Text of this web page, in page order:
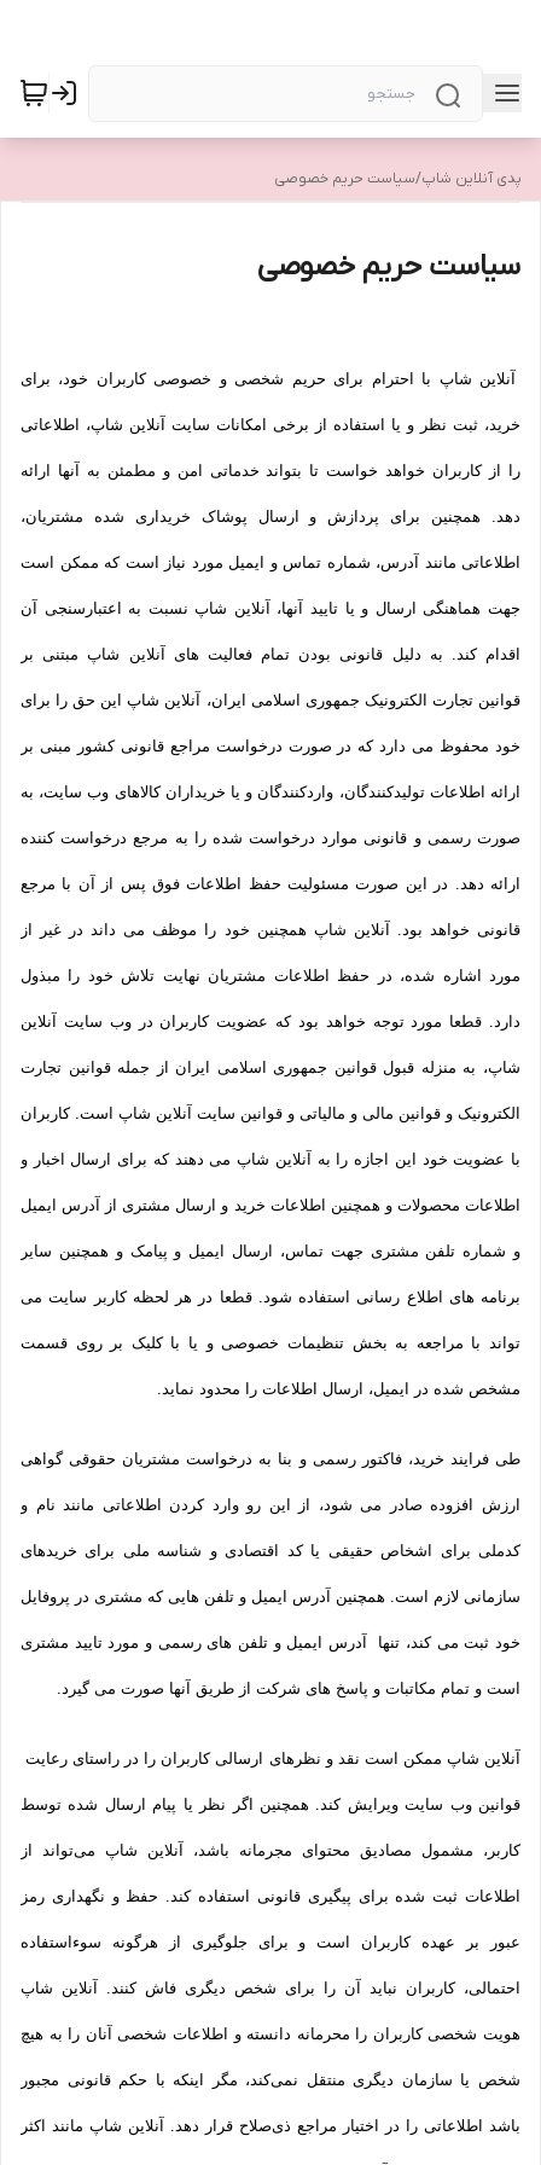
پدی آنلاین شاپ/سیاست حریم خصوصی
سیاست حریم خصوصی
آنلاین شاپ با احترام برای حریم شخصی و خصوصی کاربران خود، برای
خرید، ثبت نظر و یا استفاده از برخی امکانات سایت آنلاین شاپ، اطلاعاتی
را از کاربران خواهد خواست تا بتواند خدماتی امن و مطمئن به آنها ارائه
دهد. همچنین برای پردازش و ارسال پوشاک خریداری شده مشتریان،
اطلاعاتی مانند آدرس، شماره تماس و ایمیل مورد نیاز است که ممکن است
جهت هماهنگی ارسال و یا تایید آنها، آنلاین شاپ نسبت به اعتبارسنجی آن
اقدام کند. به دلیل قانونی بودن تمام فعالیت های آنلاین شاپ مبتنی بر
قوانین تجارت الکترونیک جمهوری اسلامی ایران، آنلاین شاپ این حق را برای
خود محفوظ می دارد که در صورت درخواست مراجع قانونی کشور مبنی بر
ارائه اطلاعات تولیدکنندگان، واردکنندگان و یا خریداران کالاهای وب سایت، به
صورت رسمی و قانونی موارد درخواست شده را به مرجع درخواست کننده
ارائه دهد. در این صورت مسئولیت حفظ اطلاعات فوق پس از آن با مرجع
قانونی خواهد بود. آنلاین شاپ همچنین خود را موظف می داند در غیر از
مورد اشاره شده، در حفظ اطلاعات مشتریان نهایت تلاش خود را مبذول
دارد. قطعا مورد توجه خواهد بود که عضویت کاربران در وب سایت آنلاین
شاپ، به منزله قبول قوانین جمهوری اسلامی ایران از جمله قوانین تجارت
الکترونیک و قوانین مالی و مالیاتی و قوانین سایت آنلاین شاپ است. کاربران
با عضویت خود این اجازه را به آنلاین شاپ می دهند که برای ارسال اخبار و
اطلاعات محصولات و همچنین اطلاعات خرید و ارسال مشتری از آدرس ایمیل
و شماره تلفن مشتری جهت تماس، ارسال ایمیل و پیامک و همچنین سایر
برنامه های اطلاع رسانی استفاده شود. قطعا در هر لحظه کاربر سایت می
تواند با مراجعه به بخش تنظیمات خصوصی و یا با کلیک بر روی قسمت
مشخص شده در ایمیل، ارسال اطلاعات را محدود نماید.
طی فرایند خرید، فاکتور رسمی و بنا به درخواست مشتریان حقوقی گواهی
ارزش افزوده صادر می شود، از این رو وارد کردن اطلاعاتی مانند نام و
کدملی برای اشخاص حقیقی یا کد اقتصادی و شناسه ملی برای خریدهای
سازمانی لازم است. همچنین آدرس ایمیل و تلفن هایی که مشتری در پروفایل
خود ثبت می­ کند، تنها آدرس ایمیل و تلفن­ های رسمی و مورد تایید مشتری
است و تمام مکاتبات و پاسخ های شرکت از طریق آنها صورت می گیرد.
آنلاین شاپ ممکن است نقد و نظرهای ارسالی کاربران را در راستای رعایت
قوانین وب سایت ویرایش کند. همچنین اگر نظر یا پیام ارسال شده توسط
کاربر، مشمول مصادیق محتوای مجرمانه باشد، آنلاین شاپ می‌تواند از
اطلاعات ثبت شده برای پیگیری قانونی استفاده کند. حفظ و نگهداری رمز
عبور بر عهده کاربران است و برای جلوگیری از هرگونه سوءاستفاده
احتمالی، کاربران نباید آن را برای شخص دیگری فاش کنند. آنلاین شاپ
هویت شخصی کاربران را محرمانه دانسته و اطلاعات شخصی آنان را به هیچ
شخص یا سازمان دیگری منتقل نمی‌کند، مگر اینکه با حکم قانونی مجبور
باشد اطلاعاتی را در اختیار مراجع ذی‌صلاح قرار دهد. آنلاین شاپ مانند اکثر